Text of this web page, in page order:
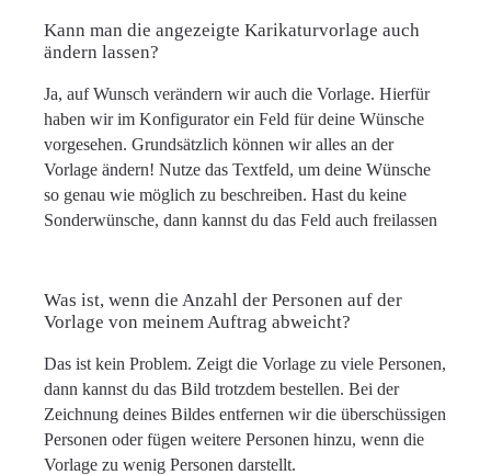
Kann man die angezeigte Karikaturvorlage auch
ändern lassen?
Ja, auf Wunsch verändern wir auch die Vorlage. Hierfür
haben wir im Konfigurator ein Feld für deine Wünsche
vorgesehen. Grundsätzlich können wir alles an der
Vorlage ändern! Nutze das Textfeld, um deine Wünsche
so genau wie möglich zu beschreiben. Hast du keine
Sonderwünsche, dann kannst du das Feld auch freilassen
Was ist, wenn die Anzahl der Personen auf der
Vorlage von meinem Auftrag abweicht?
Das ist kein Problem. Zeigt die Vorlage zu viele Personen,
dann kannst du das Bild trotzdem bestellen. Bei der
Zeichnung deines Bildes entfernen wir die überschüssigen
Personen oder fügen weitere Personen hinzu, wenn die
Vorlage zu wenig Personen darstellt.